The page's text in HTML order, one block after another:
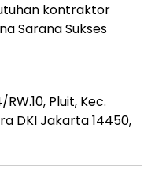
kontraktor
Sarana Sukses
Pluit, Kec.
DKI Jakarta 14450,